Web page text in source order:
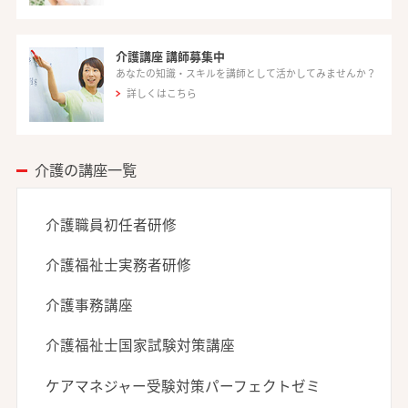
介護講座 講師募集中
あなたの知識・スキルを講師として活かしてみませんか？
詳しくはこちら
介護の講座一覧
介護職員初任者研修
介護福祉士実務者研修
介護事務講座
介護福祉士国家試験対策講座
ケアマネジャー受験対策パーフェクトゼミ